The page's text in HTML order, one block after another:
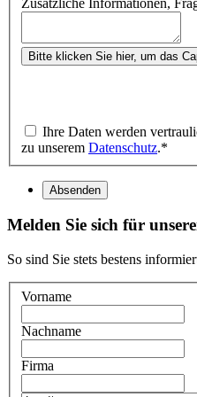
Bitte klicken Sie hier, um das
Ihre Daten werden
zu unserem Datenschutz.*
Absenden
Melden Sie sich für
So sind Sie stets bestens
Vorname
Nachname
Firma